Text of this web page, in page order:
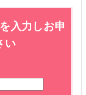
入力しお申
い